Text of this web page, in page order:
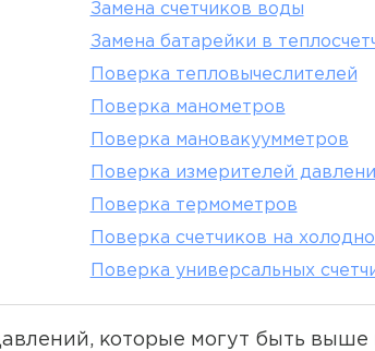
Замена счетчиков воды
Замена батарейки в
Поверка тепловычеслителей
Поверка манометров
Поверка мановакуумметров
Поверка измерителей
Поверка термометров
Поверка счетчиков на
Поверка универсальных
которые могут быть